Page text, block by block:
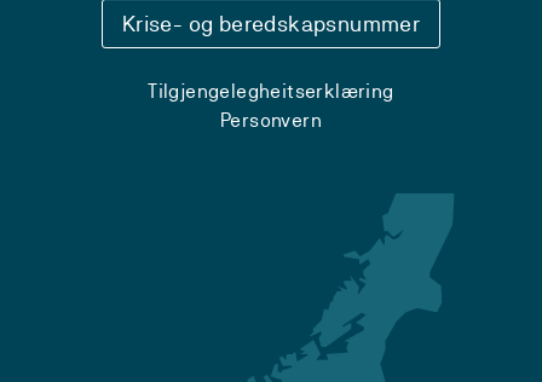
Krise- og beredskapsnummer
Tilgjengelegheitserklæring
Personvern